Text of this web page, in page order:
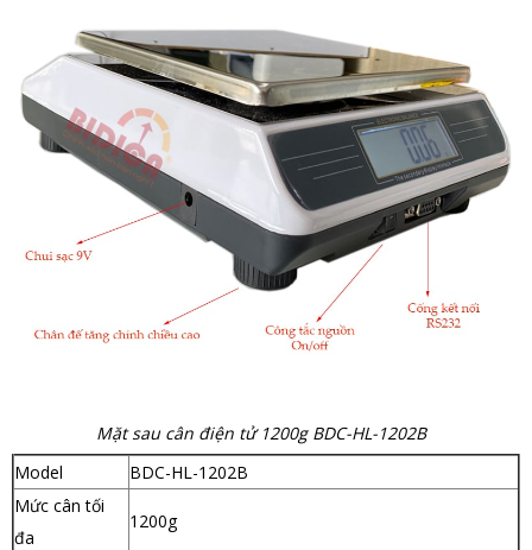
Mặt sau cân điện tử 1200g BDC-HL-1202B
Model
BDC-HL-1202B
Mức cân tối
đa
1200g